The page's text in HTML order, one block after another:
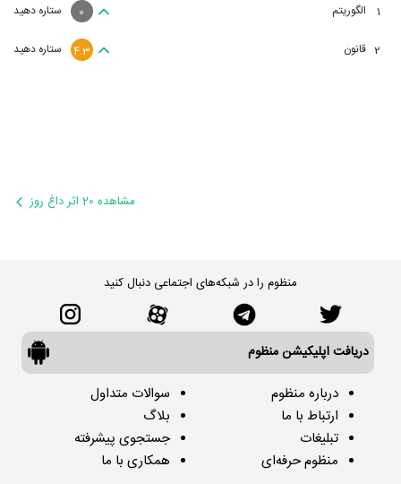
1 الگوریتم ستاره دهید 0
2 قانون ستاره دهید 4.3
مشاهده 20 اثر داغ روز
منظوم را در شبکه‌های اجتماعی دنبال کنید
دریافت اپلیکیشن منظوم
درباره منظوم
ارتباط با ما
تبلیغات
منظوم حرفه‌ای
سوالات متداول
بلاگ
جستجوی پیشرفته
همکاری با ما